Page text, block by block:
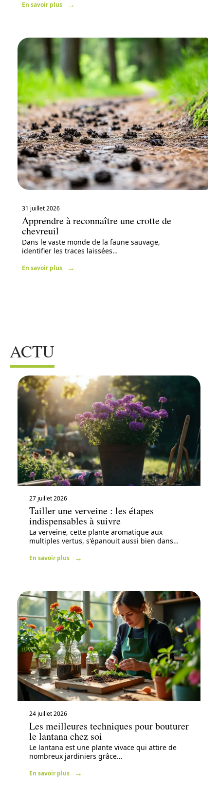
En savoir plus
31 juillet 2026
Apprendre à reconnaître une crotte de
chevreuil
Dans le vaste monde de la faune sauvage,
identifier les traces laissées…
En savoir plus
ACTU
27 juillet 2026
Tailler une verveine : les étapes
indispensables à suivre
La verveine, cette plante aromatique aux
multiples vertus, s'épanouit aussi bien dans…
En savoir plus
24 juillet 2026
Les meilleures techniques pour bouturer
le lantana chez soi
Le lantana est une plante vivace qui attire de
nombreux jardiniers grâce…
En savoir plus